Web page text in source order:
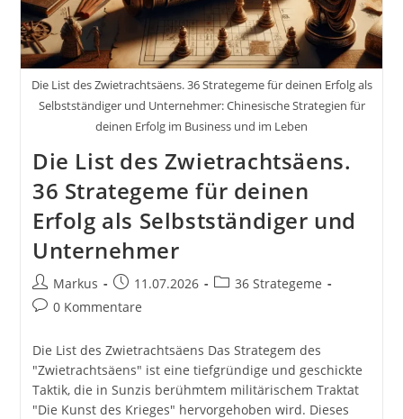
Die List des Zwietrachtsäens. 36 Strategeme für deinen Erfolg als
Selbstständiger und Unternehmer: Chinesische Strategien für
deinen Erfolg im Business und im Leben
Die List des Zwietrachtsäens.
36 Strategeme für deinen
Erfolg als Selbstständiger und
Unternehmer
Beitrags-
Autor:
Markus
Beitrag
veröffentlicht:
11.07.2026
Beitrags-
36 Strategeme
Beitrags-
0 Kommentare
Die List des Zwietrachtsäens Das Strategem des
"Zwietrachtsäens" ist eine tiefgründige und geschickte
Taktik, die in Sunzis berühmtem militärischem Traktat
"Die Kunst des Krieges" hervorgehoben wird. Dieses